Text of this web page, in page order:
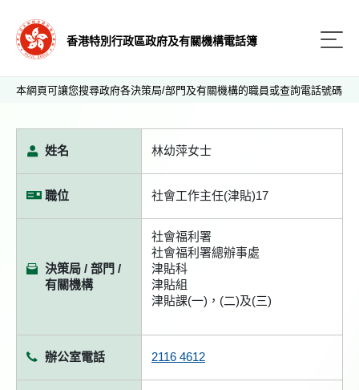
香港特別行政區政府及有關機構電話簿
本網頁可讓您搜尋政府各決策局/部門及有關機構的職員或查詢電話號碼
姓名 林幼萍女士
職位 社會工作主任(津貼)17
決策局 / 部門 /
有關機構
社會福利署
社會福利署總辦事處
津貼科
津貼組
津貼課(一)，(二)及(三)
辦公室電話 2116 4612